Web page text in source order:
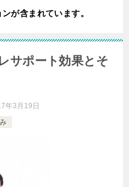
が含まれています。
サポート効果とそ
年3月19日